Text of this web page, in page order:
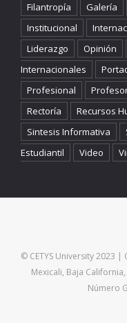
Filantropía
Galería
Institucional
Liderazgo
Opinión
Internacionales
Profesional
Rectoría
Recursos
Sintesis Informativa
Estudiantil
Video
© CETYS University 2023 |
Mexicali, Baja
Número